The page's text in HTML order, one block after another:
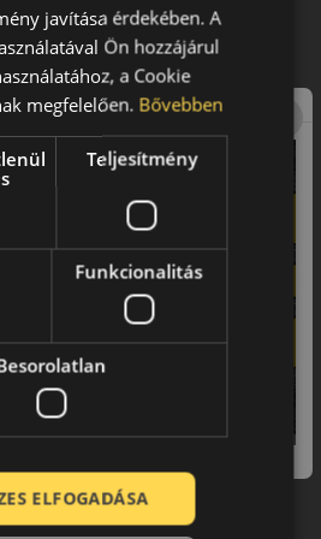
személyautó gumi
a mindennapi biztonságért
legújabb generációs nyári
és száraz útfelületen.
javítja a vízelvezetést és növeli a
között is. A fejlett gumikeverék
egyenesfutást és pontos
nagyobb sebességnél is.
javítása érdekében. A
Ön hozzájárul
a Cookie
megfelelően. Bővebben
Teljesítmény
Funkcionalitás
ELFOGADÁSA